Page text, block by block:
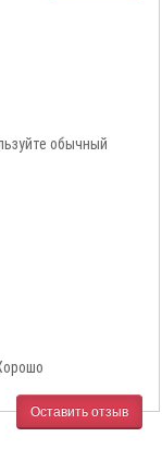
обычный
Оставить отзыв